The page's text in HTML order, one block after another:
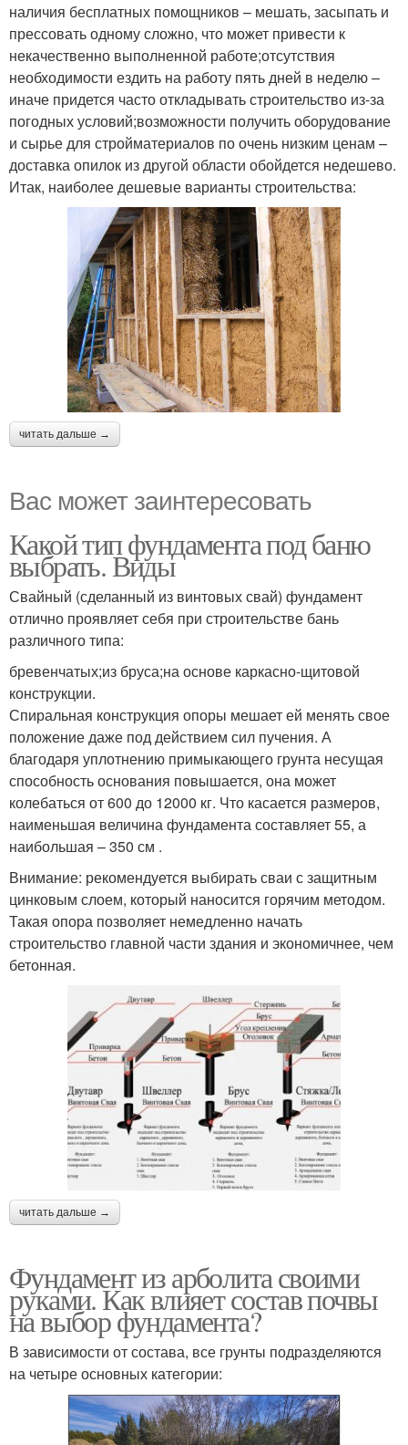
наличия бесплатных помощников – мешать, засыпать и
прессовать одному сложно, что может привести к
некачественно выполненной работе;отсутствия
необходимости ездить на работу пять дней в неделю –
иначе придется часто откладывать строительство из-за
погодных условий;возможности получить оборудование
и сырье для стройматериалов по очень низким ценам –
доставка опилок из другой области обойдется недешево.
Итак, наиболее дешевые варианты строительства:
читать дальше →
Вас может заинтересовать
Какой тип фундамента под баню
выбрать. Виды
Свайный (сделанный из винтовых свай) фундамент
отлично проявляет себя при строительстве бань
различного типа:
бревенчатых;из бруса;на основе каркасно-щитовой
конструкции.
Спиральная конструкция опоры мешает ей менять свое
положение даже под действием сил пучения. А
благодаря уплотнению примыкающего грунта несущая
способность основания повышается, она может
колебаться от 600 до 12000 кг. Что касается размеров,
наименьшая величина фундамента составляет 55, а
наибольшая – 350 см .
Внимание: рекомендуется выбирать сваи с защитным
цинковым слоем, который наносится горячим методом.
Такая опора позволяет немедленно начать
строительство главной части здания и экономичнее, чем
бетонная.
читать дальше →
Фундамент из арболита своими
руками. Как влияет состав почвы
на выбор фундамента?
В зависимости от состава, все грунты подразделяются
на четыре основных категории: